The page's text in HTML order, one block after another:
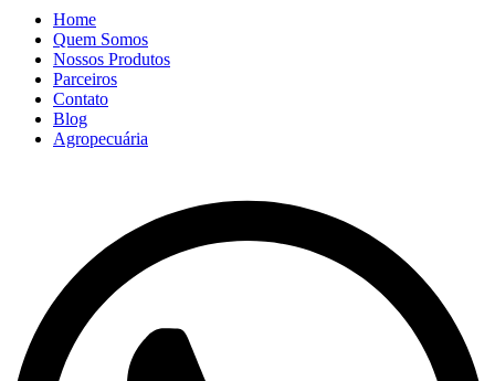
Home
Quem Somos
Nossos Produtos
Parceiros
Contato
Blog
Agropecuária